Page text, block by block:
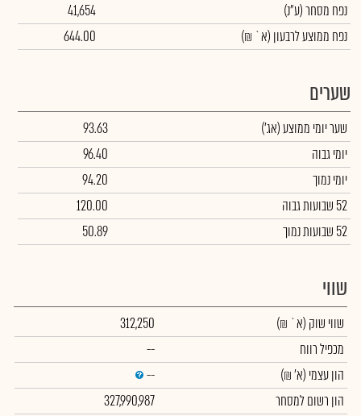
נפח מסחר(ע"נ)
41,654
נפח ממוצע לרבעון (א` ₪)
644.00
שערים
שער יומי ממוצע(אג')
93.63
יומי גבוה
96.40
יומי נמוך
94.20
52 שבועות גבוה
120.00
52 שבועות נמוך
50.89
שווי
שווי שוק (א` ₪)
312,250
מכפיל רווח
--
הון עצמי (א' ₪)
--
הון רשום למסחר
327,990,987